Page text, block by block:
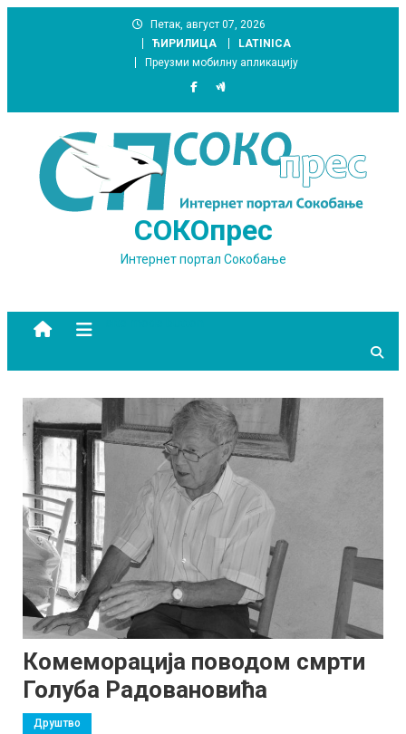
Петак, август 07, 2026
ЋИРИЛИЦА
LATINICA
Преузми мобилну апликацију
СОКОпрес
Интернет портал Сокобање
Комеморација поводом смрти
Голуба Радовановића
Друштво